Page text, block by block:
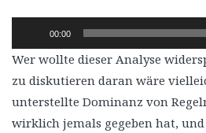
Player
00:00
Wer wollte dieser Analyse
zu diskutieren daran wäre
unterstellte Dominanz von
wirklich jemals gegeben hat,